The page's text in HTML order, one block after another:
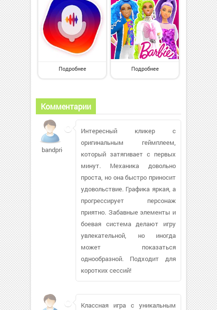
Подробнее Подробнее
Комментарии
bandpriora
Интересный кликер с
оригинальным геймплеем,
который затягивает с первых
минут. Механика довольно
проста, но она быстро приносит
удовольствие. Графика яркая, а
прогрессирует персонаж
приятно. Забавные элементы и
боевая система делают игру
увлекательной, но иногда
может показаться
однообразной. Подходит для
коротких сессий!
Классная игра с уникальным